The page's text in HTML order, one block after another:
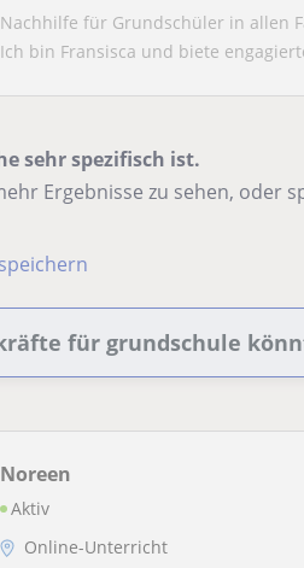
Nachhilfe für Grundschüler in allen
Ich bin Fransisca und biete
sehr spezifisch ist.
Ergebnisse zu sehen, oder
für grundschule
Noreen
Aktiv
Online-Unterricht